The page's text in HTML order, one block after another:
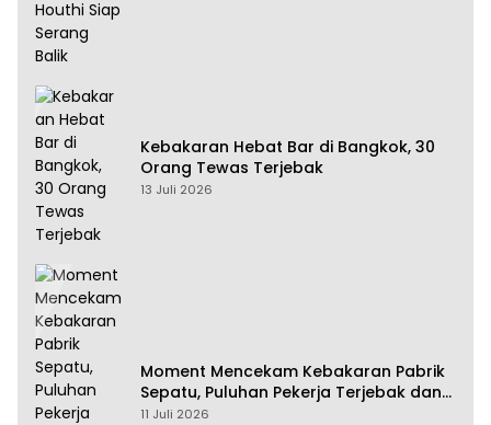
Kebakaran Hebat Bar di Bangkok, 30
Orang Tewas Terjebak
13 Juli 2026
Moment Mencekam Kebakaran Pabrik
Sepatu, Puluhan Pekerja Terjebak dan
28 Orang Tewas
11 Juli 2026